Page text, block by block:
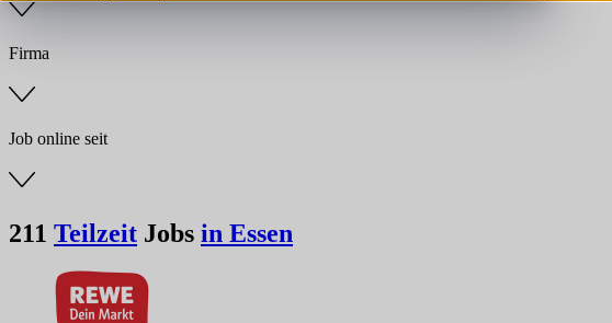
Firma
Job online seit
211 Teilzeit Jobs in Essen